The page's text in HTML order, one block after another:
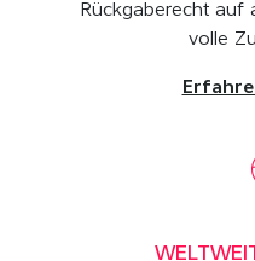
Rückgaberecht auf
volle